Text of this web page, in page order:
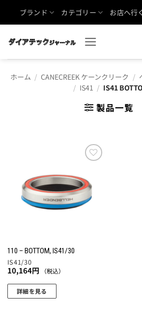
ブランド カテゴリー お店へ行く
ホーム / CANECREEK ケーンクリーク /
/ IS41 / IS41
製品一覧
りに
追加
110 – BOTTOM, IS41/30
IS41/30
10,164円 （税込）
詳細を見る